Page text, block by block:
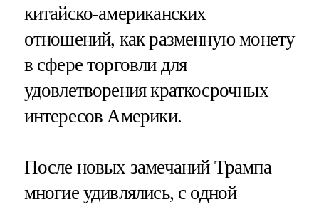
китайско-американских
отношений, как разменную монету
в сфере торговли для
удовлетворения краткосрочных
интересов Америки.
После новых замечаний Трампа
многие удивлялись, с одной